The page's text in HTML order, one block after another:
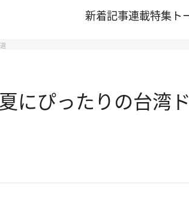
新着記事連載特集 ト
にぴったりの台湾